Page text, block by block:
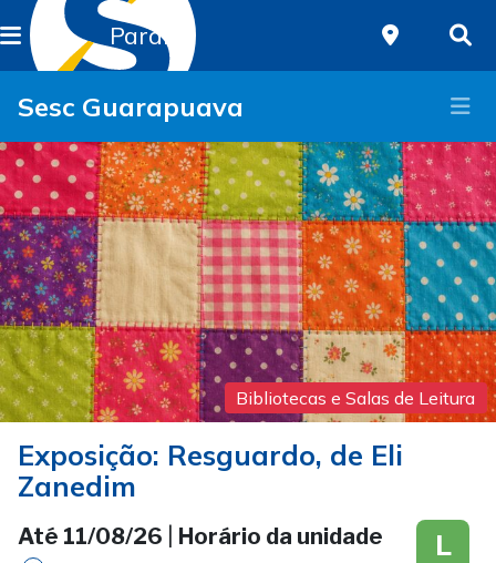
Paraná
Sesc Guarapuava
Bibliotecas e Salas de Leitura
Exposição: Resguardo, de Eli
Zanedim
L
Até 11/08/26 Horário da unidade